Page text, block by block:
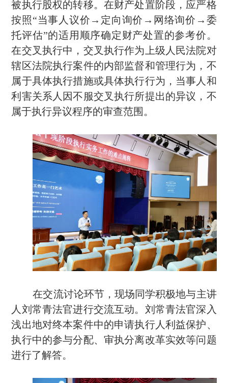
被执行股权的转移。在财产处置阶段，应严格
按照“当事人议价→定向询价→网络询价→委
托评估”的适用顺序确定财产处置的参考价。
在交叉执行中，交叉执行作为上级人民法院对
辖区法院执行案件的内部监督和管理行为，不
属于具体执行措施或具体执行行为，当事人和
利害关系人因不服交叉执行所提出的异议，不
属于执行异议程序的审查范围。
在交流讨论环节，现场同学积极地与主讲
人 刘常青法官进行交流互动。 刘常青法官深入
浅出地对终本案件中的申请执行人利益保护、
执行中的参与分配、 审执分离改革实效等问题
进行了解答。